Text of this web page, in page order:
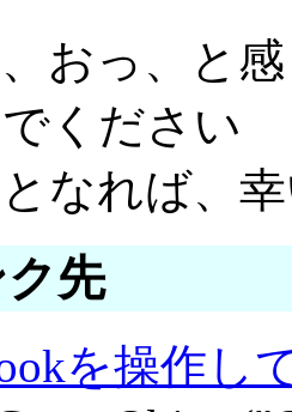
おっ、と
ください
なれば、
先
を操作し